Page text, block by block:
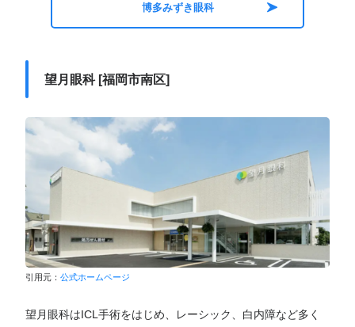
博多みずき眼科
望月眼科 [福岡市南区]
引用元： 公式ホームページ
望月眼科はICL手術をはじめ、レーシック、白内障など多く